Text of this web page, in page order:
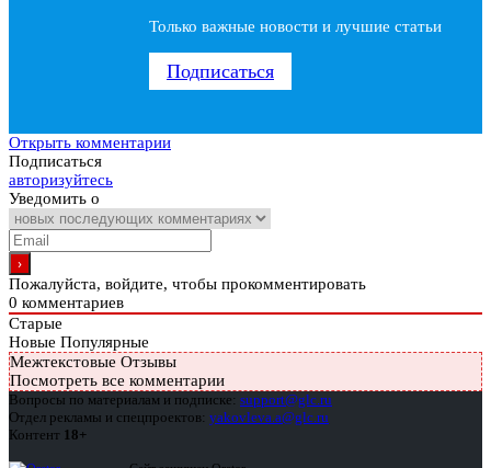
Только важные новости и лучшие статьи
Подписаться
Открыть комментарии
Подписаться
авторизуйтесь
Уведомить о
Пожалуйста, войдите, чтобы прокомментировать
0 комментариев
Старые
Новые Популярные
Межтекстовые Отзывы
Посмотреть все комментарии
Вопросы по материалам и подписке: support@glc.ru
Отдел рекламы и спецпроектов: yakovleva.a@glc.ru
Контент 18+